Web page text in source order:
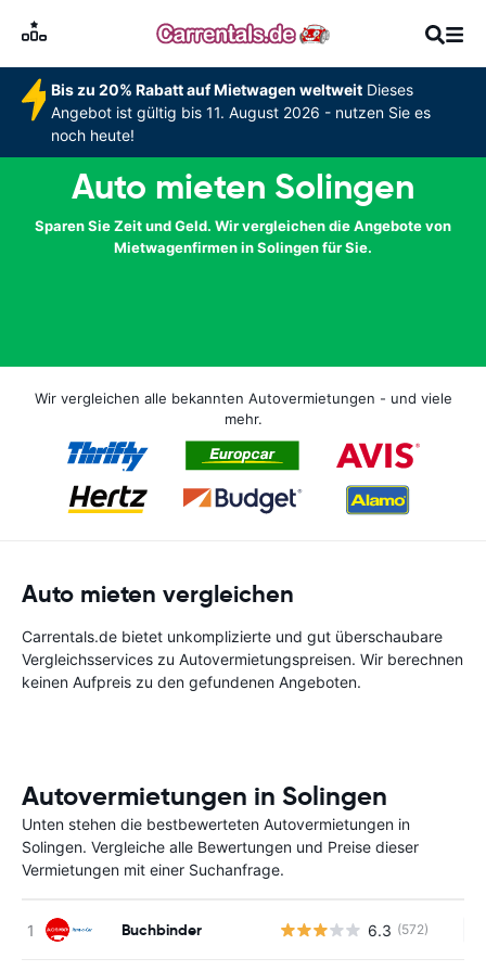
Bis zu 20% Rabatt auf Mietwagen weltweitDieses
Angebot ist gültig bis 11. August 2026 - nutzen Sie es
noch heute!
Auto mieten Solingen
Sparen Sie Zeit und Geld. Wir vergleichen die Angebote von
Mietwagenfirmen in Solingen für Sie.
Wir vergleichen alle bekannten Autovermietungen - und viele
mehr.
Auto mieten vergleichen
Carrentals.de bietet unkomplizierte und gut überschaubare
Vergleichsservices zu Autovermietungspreisen. Wir berechnen
keinen Aufpreis zu den gefundenen Angeboten.
Autovermietungen in Solingen
Unten stehen die bestbewerteten Autovermietungen in
Solingen. Vergleiche alle Bewertungen und Preise dieser
Vermietungen mit einer Suchanfrage.
Buchbinder 6.3 (572)